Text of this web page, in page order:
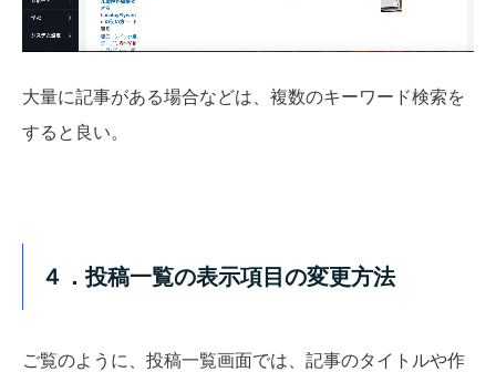
大量に記事がある場合などは、複数のキーワード検索を
すると良い。
４．投稿一覧の表示項目の変更方法
ご覧のように、投稿一覧画面では、記事のタイトルや作